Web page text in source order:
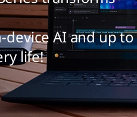
AI and up to
life!